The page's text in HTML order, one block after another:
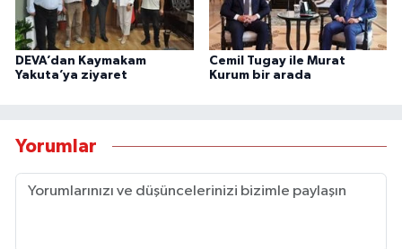
DEVA’dan Kaymakam
Yakuta’ya ziyaret
Cemil Tugay ile Murat
Kurum bir arada
Yorumlar